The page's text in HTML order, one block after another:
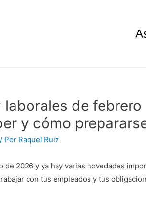
de
y cómo
/ Por Raquel Ruiz
de 2026 y ya hay varias novedades
con tus empleados y tus